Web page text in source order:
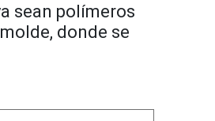
sean polímeros
donde se